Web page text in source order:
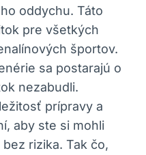
oddychu. Táto
pre všetkých
športov.
sa postarajú o
nezabudli.
prípravy a
aby ste si mohli
rizika. Tak čo,